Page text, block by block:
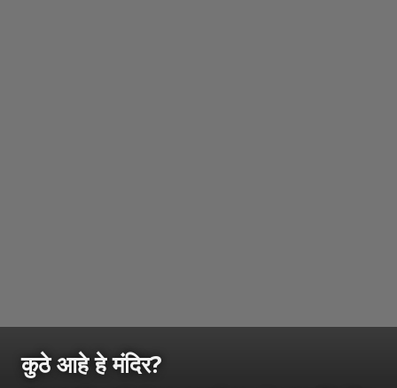
कुठे आहे हे मंदिर?